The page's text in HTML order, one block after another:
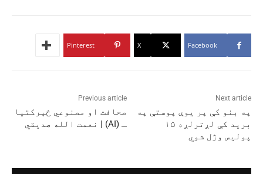
Facebook
X
Pinterest
Previous article
صحافت او مصنوعي ځېرکتیا
ـ (AI) | نعمت الله صدیقي
Next article
په بنو کې پر یوې پوستې په
برید کې لږترلږه ۱۵
پولیس وژل شوي